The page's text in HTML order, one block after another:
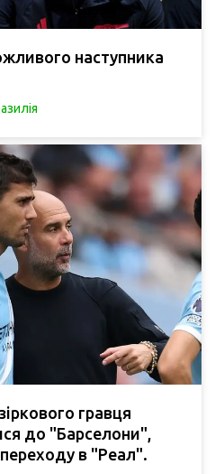
наступника
гравця
до "Барселони",
в "Реал".